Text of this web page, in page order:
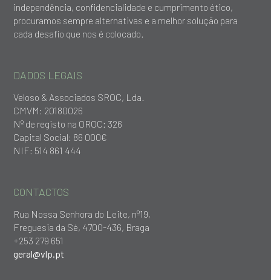
independência, confidencialidade e cumprimento ético,
procuramos sempre alternativas e a melhor solução para
cada desafio que nos é colocado.
DADOS LEGAIS
Veloso & Associados SROC, Lda.
CMVM: 20180026
Nº de registo na OROC: 326
Capital Social: 86 000€
NIF: 514 861 444
CONTACTOS
Rua Nossa Senhora do Leite, nº19,
Freguesia da Sé, 4700-436, Braga
+253 279 651
geral@vlp.pt